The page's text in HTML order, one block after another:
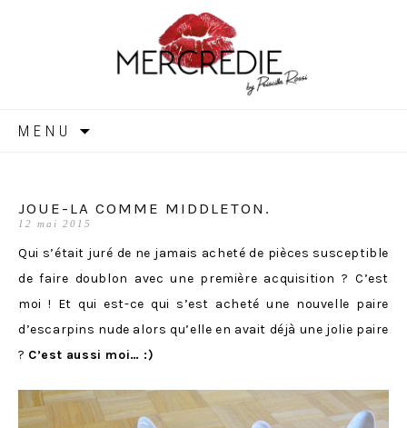
MERCREDIE
MENU
JOUE-LA COMME MIDDLETON.
12 mai 2015
Qui s’était juré de ne jamais acheté de pièces susceptible
de faire doublon avec une première acquisition ? C’est
moi ! Et qui est-ce qui s’est acheté une nouvelle paire
d’escarpins nude alors qu’elle en avait déjà une jolie paire
? C’est aussi moi… :)